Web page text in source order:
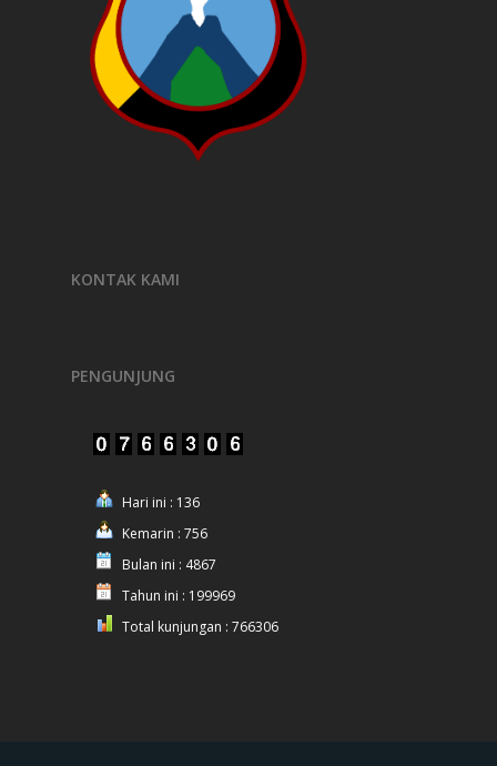
KONTAK KAMI
PENGUNJUNG
Hari ini : 136
Kemarin : 756
Bulan ini : 4867
Tahun ini : 199969
Total kunjungan : 766306